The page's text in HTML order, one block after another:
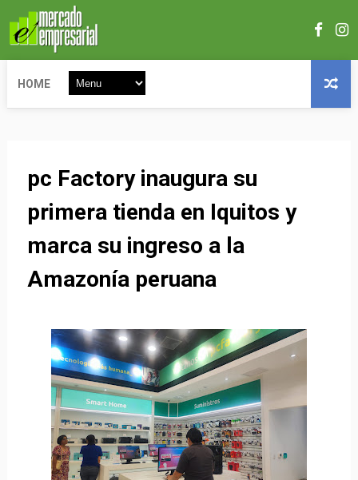
HOME
pc Factory inaugura su
primera tienda en Iquitos y
marca su ingreso a la
Amazonía peruana